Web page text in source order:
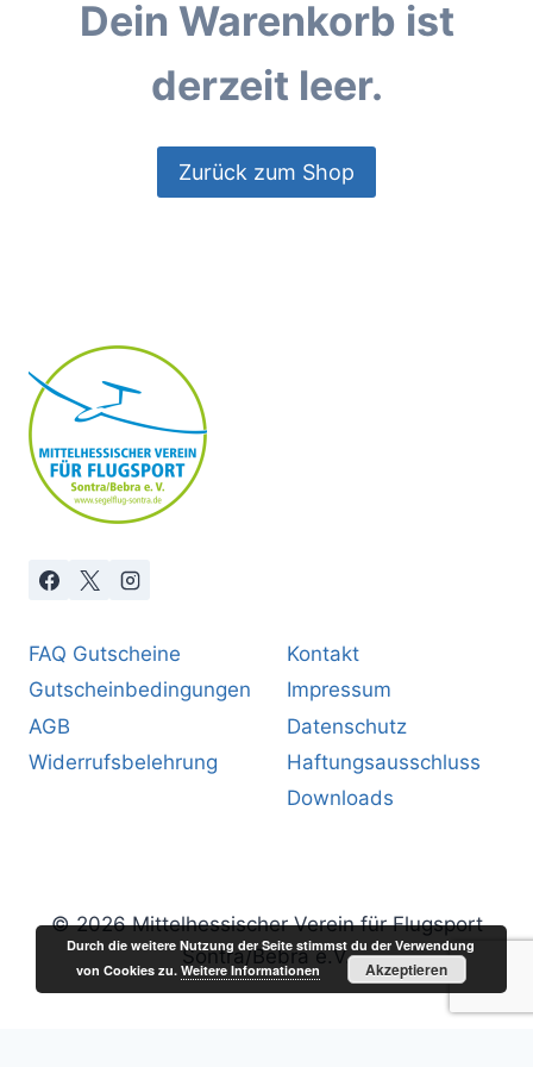
Dein Warenkorb ist
derzeit leer.
Zurück zum Shop
FAQ Gutscheine
Gutscheinbedingungen
AGB
Widerrufsbelehrung
Kontakt
Impressum
Datenschutz
Haftungsausschluss
Downloads
© 2026 Mittelhessischer Verein für Flugsport
Sontra/Bebra e.V.
Durch die weitere Nutzung der Seite stimmst du der Verwendung
von Cookies zu. Weitere Informationen Akzeptieren